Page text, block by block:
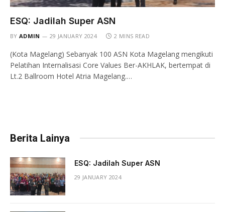
ESQ: Jadilah Super ASN
BY ADMIN 29 JANUARY 2024 2 MINS READ
(Kota Magelang) Sebanyak 100 ASN Kota Magelang mengikuti
Pelatihan Internalisasi Core Values Ber-AKHLAK, bertempat di
Lt.2 Ballroom Hotel Atria Magelang.…
Berita Lainya
ESQ: Jadilah Super ASN
29 JANUARY 2024